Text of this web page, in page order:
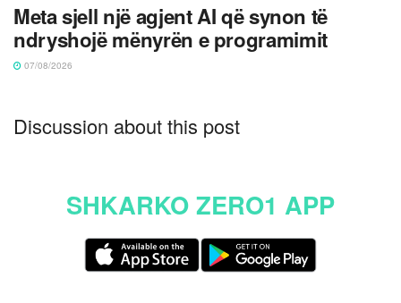
Meta sjell një agjent AI që synon të
ndryshojë mënyrën e programimit
07/08/2026
Discussion about this post
SHKARKO ZERO1 APP